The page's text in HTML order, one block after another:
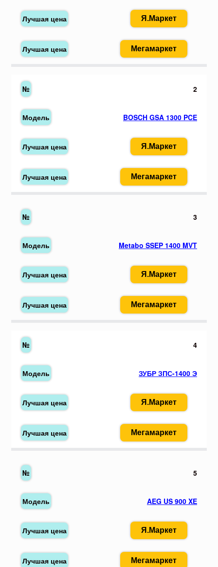
Я.Маркет
Мегамаркет
2
BOSCH GSA 1300 PCE
Я.Маркет
Мегамаркет
3
Metabo SSEP 1400 MVT
Я.Маркет
Мегамаркет
4
ЗУБР ЗПС-1400 Э
Я.Маркет
Мегамаркет
5
AEG US 900 XE
Я.Маркет
Мегамаркет